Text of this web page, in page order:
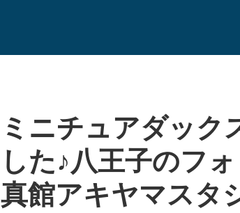
ミニチュアダック
した♪八王子のフ
真館アキヤマスタ